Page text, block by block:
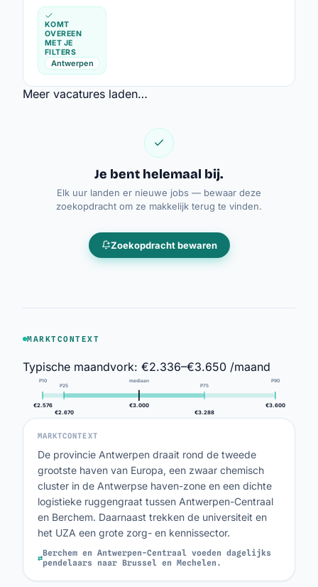
KOMT
OVEREEN
MET JE
FILTERS
Antwerpen
Meer vacatures laden…
Je bent helemaal bij.
Elk uur landen er nieuwe jobs — bewaar deze
zoekopdracht om ze makkelijk terug te vinden.
Zoekopdracht bewaren
MARKTCONTEXT
Typische maandvork: €2.336–€3.650 /maand
P10
€2.576
P25
€2.670
mediaan
€3.000
P75
€3.288
P90
€3.600
MARKTCONTEXT
De provincie Antwerpen draait rond de tweede
grootste haven van Europa, een zwaar chemisch
cluster in de Antwerpse haven-zone en een dichte
logistieke ruggengraat tussen Antwerpen-Centraal
en Berchem. Daarnaast trekken de universiteit en
het UZA een grote zorg- en kennissector.
⇄Berchem en Antwerpen-Centraal voeden dagelijks
pendelaars naar Brussel en Mechelen.